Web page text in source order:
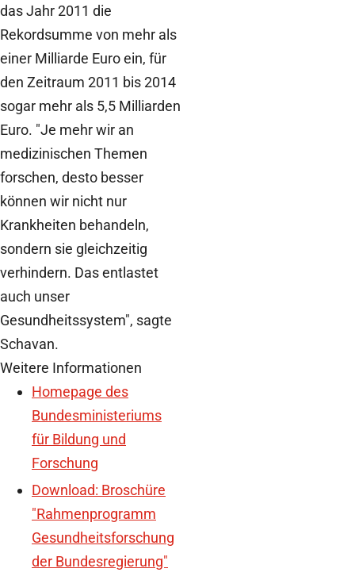
das Jahr 2011 die
Rekordsumme von mehr als
einer Milliarde Euro ein, für
den Zeitraum 2011 bis 2014
sogar mehr als 5,5 Milliarden
Euro. "Je mehr wir an
medizinischen Themen
forschen, desto besser
können wir nicht nur
Krankheiten behandeln,
sondern sie gleichzeitig
verhindern. Das entlastet
auch unser
Gesundheitssystem", sagte
Schavan.
Weitere Informationen
Homepage des
Bundesministeriums
für Bildung und
Forschung
Download: Broschüre
"Rahmenprogramm
Gesundheitsforschung
der Bundesregierung"